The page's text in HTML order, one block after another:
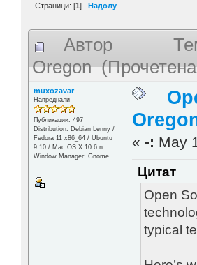
Страници: [1] Надолу
Автор
Oregon
muxozavar
Напреднали
Публикации: 497
Distribution: Debian Lenny /
Fedora 11 x86_64 / Ubuntu
9.10 / Mac OS X 10.6.n
Window Manager: Gnome
«-: May
Цитат
Open
typical